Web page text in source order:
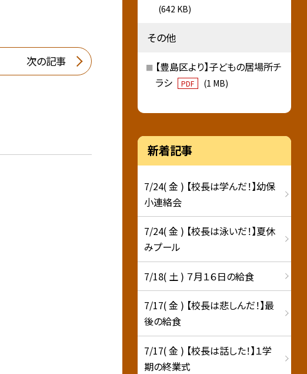
次の記事
(642 KB)
その他
【豊島区より】子どもの居場所チ
ラシ
PDF (1 MB)
新着記事
7/24( 金 ) 【校長は学んだ！】幼保
小連絡会
7/24( 金 ) 【校長は泳いだ！】夏休
みプール
7/18( 土 ) ７月１６日の給食
7/17( 金 ) 【校長は悲しんだ！】最
後の給食
7/17( 金 ) 【校長は話した！】１学
期の終業式